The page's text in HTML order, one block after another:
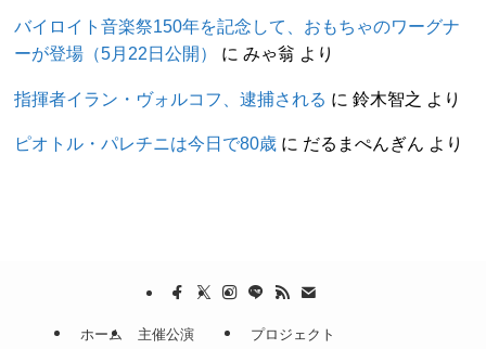
バイロイト音楽祭150年を記念して、おもちゃのワーグナ
ーが登場（5月22日公開）
にみゃ翁 より
指揮者イラン・ヴォルコフ、逮捕される に鈴木智之 より
ピオトル・パレチニは今日で80歳 に だるまぺんぎん より
ホーム 主催公演 プロジェクト